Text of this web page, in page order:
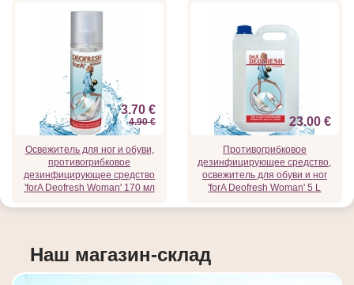
3.70 €
4.90 €
Освежитель для ног и обуви,
противогрибковое
дезинфицирующее средство
'forA Deofresh Woman' 170 мл
23.00 €
Противогрибковое
дезинфицирующее средство,
освежитель для обуви и ног
'forA Deofresh Woman' 5 L
Наш магазин-склад